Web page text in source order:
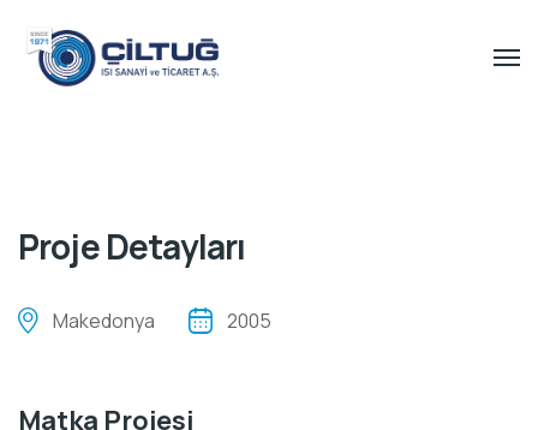
Proje Detayları
Makedonya 2005
Matka Projesi